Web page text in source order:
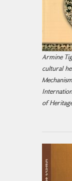
Armine
cultural
of